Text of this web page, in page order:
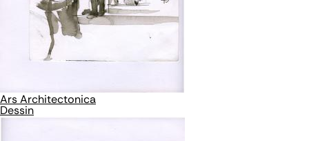
Ars Architectonica
Dessin